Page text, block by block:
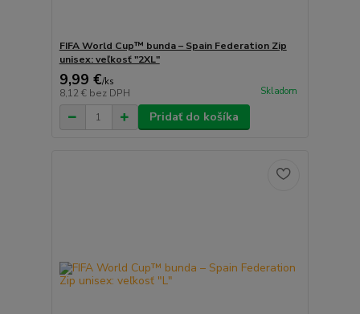
FIFA World Cup™ bunda – Spain Federation Zip
unisex: veľkosť "2XL"
9,99 €/ks
8,12 € bez DPH Skladom
Pridať do košíka